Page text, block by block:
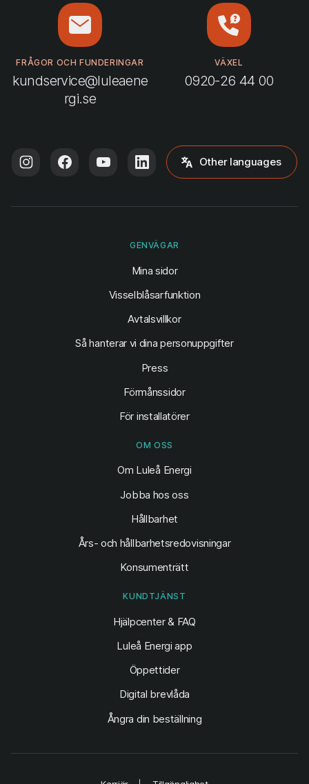
FRÅGOR OCH FUNDERINGAR
kundservice@luleaene
rgi.se
VÄXEL
0920-26 44 00
Other languages
GENVÄGAR
Mina sidor(öppnas i ny flik)
Visselblåsarfunktion
Avtalsvillkor
Så hanterar vi dina personuppgifter
Press
Förmånssidor
För installatörer
OM OSS
Om Luleå Energi
Jobba hos oss
Hållbarhet
Års- och hållbarhetsredovisningar
Konsumenträtt
KUNDTJÄNST
Hjälpcenter & FAQ
Luleå Energi app
Öppettider
Digital brevlåda
Ångra din beställning